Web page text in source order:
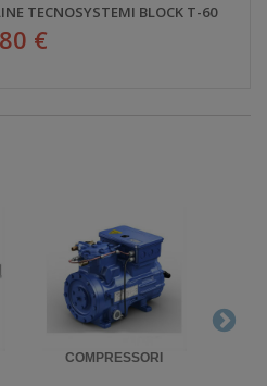
TECNOSYSTEMI BLOCK T-60
€
COMPRESSORI